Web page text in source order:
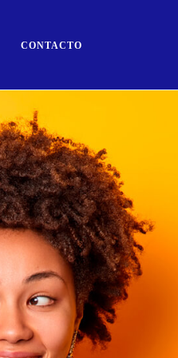
CONTACTO